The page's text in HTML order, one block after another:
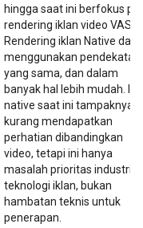
hingga saat ini berfokus
rendering iklan video VAST.
Rendering iklan Native
menggunakan pendekatan
yang sama, dan dalam
banyak hal lebih mudah.
native saat ini tampaknya
kurang mendapatkan
perhatian dibandingkan
video, tetapi ini hanya
masalah prioritas industri
teknologi iklan, bukan
hambatan teknis untuk
penerapan.